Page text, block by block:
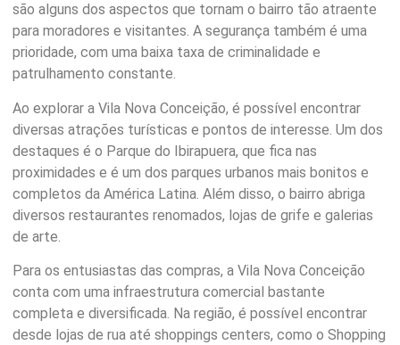
são alguns dos aspectos que tornam o bairro tão atraente
para moradores e visitantes. A segurança também é uma
prioridade, com uma baixa taxa de criminalidade e
patrulhamento constante.
Ao explorar a Vila Nova Conceição, é possível encontrar
diversas atrações turísticas e pontos de interesse. Um dos
destaques é o Parque do Ibirapuera, que fica nas
proximidades e é um dos parques urbanos mais bonitos e
completos da América Latina. Além disso, o bairro abriga
diversos restaurantes renomados, lojas de grife e galerias
de arte.
Para os entusiastas das compras, a Vila Nova Conceição
conta com uma infraestrutura comercial bastante
completa e diversificada. Na região, é possível encontrar
desde lojas de rua até shoppings centers, como o Shopping